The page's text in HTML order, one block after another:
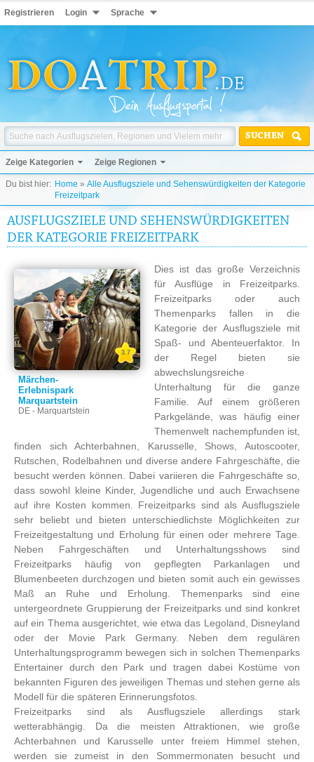
Registrieren Login Sprache
SUCHEN
Zeige Kategorien Zeige Regionen
Du bist hier: Home » Alle Ausflugsziele und Sehenswürdigkeiten der Kategorie
Freizeitpark
AUSFLUGSZIELE UND SEHENSWÜRDIGKEITEN
DER KATEGORIE FREIZEITPARK
Märchen-
Erlebnispark
Marquartstein
DE - Marquartstein
3.7
Dies ist das große Verzeichnis
für Ausflüge in Freizeitparks.
Freizeitparks oder auch
Themenparks fallen in die
Kategorie der Ausflugsziele mit
Spaß- und Abenteuerfaktor. In
der Regel bieten sie
abwechslungsreiche
Unterhaltung für die ganze
Familie. Auf einem größeren
Parkgelände, was häufig einer
Themenwelt nachempfunden ist,
finden sich Achterbahnen, Karusselle, Shows, Autoscooter,
Rutschen, Rodelbahnen und diverse andere Fahrgeschäfte, die
besucht werden können. Dabei variieren die Fahrgeschäfte so,
dass sowohl kleine Kinder, Jugendliche und auch Erwachsene
auf ihre Kosten kommen. Freizeitparks sind als Ausflugsziele
sehr beliebt und bieten unterschiedlichste Möglichkeiten zur
Freizeitgestaltung und Erholung für einen oder mehrere Tage.
Neben Fahrgeschäften und Unterhaltungsshows sind
Freizeitparks häufig von gepflegten Parkanlagen und
Blumenbeeten durchzogen und bieten somit auch ein gewisses
Maß an Ruhe und Erholung. Themenparks sind eine
untergeordnete Gruppierung der Freizeitparks und sind konkret
auf ein Thema ausgerichtet, wie etwa das Legoland, Disneyland
oder der Movie Park Germany. Neben dem regulären
Unterhaltungsprogramm bewegen sich in solchen Themenparks
Entertainer durch den Park und tragen dabei Kostüme von
bekannten Figuren des jeweiligen Themas und stehen gerne als
Modell für die späteren Erinnerungsfotos.
Freizeitparks sind als Ausflugsziele allerdings stark
wetterabhängig. Da die meisten Attraktionen, wie große
Achterbahnen und Karusselle unter freiem Himmel stehen,
werden sie zumeist in den Sommermonaten besucht und